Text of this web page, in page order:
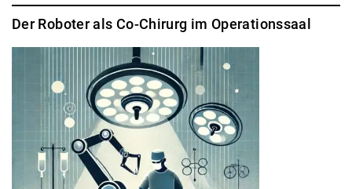
Der Roboter als Co-Chirurg im Operationssaal